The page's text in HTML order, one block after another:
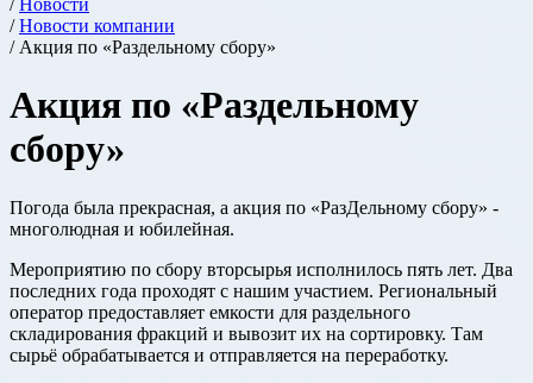
/Новости
/Новости компании
/ Акция по «Раздельному сбору»
Акция по «Раздельному
сбору»
Погода была прекрасная, а акция по «РазДельному сбору» -
многолюдная и юбилейная.
Мероприятию по сбору вторсырья исполнилось пять лет. Два
последних года проходят с нашим участием. Региональный
оператор предоставляет емкости для раздельного
складирования фракций и вывозит их на сортировку. Там
сырьё обрабатывается и отправляется на переработку.